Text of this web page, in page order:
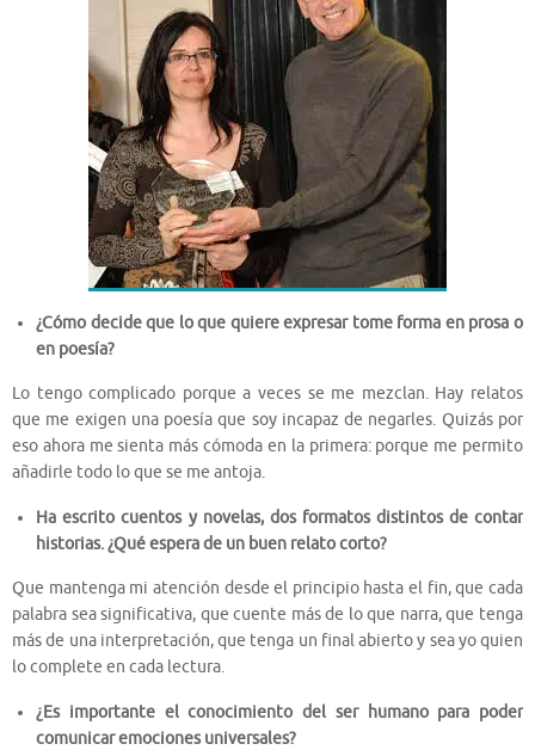
¿Cómo decide que lo que quiere expresar tome forma en prosa o
en poesía?
Lo tengo complicado porque a veces se me mezclan. Hay relatos
que me exigen una poesía que soy incapaz de negarles. Quizás por
eso ahora me sienta más cómoda en la primera: porque me permito
añadirle todo lo que se me antoja.
Ha escrito cuentos y novelas, dos formatos distintos de contar
historias. ¿Qué espera de un buen relato corto?
Que mantenga mi atención desde el principio hasta el fin, que cada
palabra sea significativa, que cuente más de lo que narra, que tenga
más de una interpretación, que tenga un final abierto y sea yo quien
lo complete en cada lectura.
¿Es importante el conocimiento del ser humano para poder
comunicar emociones universales?